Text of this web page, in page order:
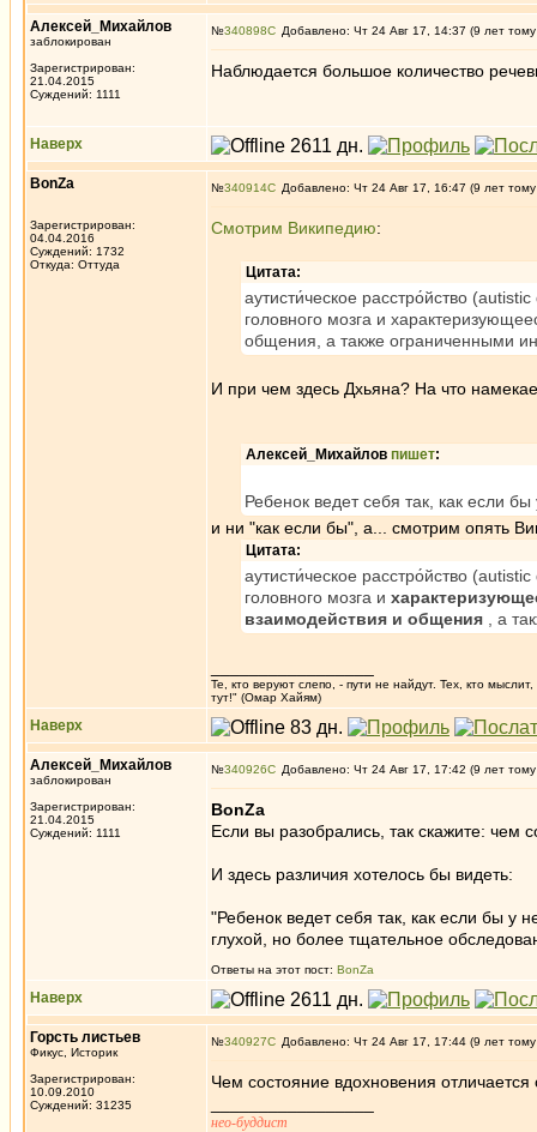
Алексей_Михайлов
заблокирован
Зарегистрирован:
21.04.2015
Суждений: 1111
№340898 Добавлено: Чт 24 Авг 17, 14:37 (9 лет
Наблюдается большое количество
Наверх
BonZa
Зарегистрирован:
04.04.2016
Суждений: 1732
Откуда: Oттyдa
№340914 Добавлено: Чт 24 Авг 17, 16:47 (9 лет
Смотрим Википедию:
Цитата:
аутисти́ческое расстро́йство
головного мозга и
общения, а также ограниченными
И при чем здесь Дхьяна? На что
Алексей_Михайлов пишет:
Ребенок ведет себя так, как если
и ни "как если бы", а... смотрим опять
Цитата:
аутисти́ческое расстро́йство
головного мозга и
взаимодействия и общения , а
Те, кто веруют слепо, - пути не найдут. Тех, кто
тут!" (Омар Хайям)
Наверх
Алексей_Михайлов
заблокирован
Зарегистрирован:
21.04.2015
Суждений: 1111
№340926 Добавлено: Чт 24 Авг 17, 17:42 (9 лет
BonZa
Если вы разобрались, так скажите: чем
И здесь различия хотелось бы видеть:
"Ребенок ведет себя так, как если бы у
глухой, но более тщательное
Ответы на этот пост: BonZa
Наверх
Горсть листьев
Фикус, Историк
Зарегистрирован:
10.09.2010
Суждений: 31235
№340927 Добавлено: Чт 24 Авг 17, 17:44 (9 лет
Чем состояние вдохновения
нео-буддист